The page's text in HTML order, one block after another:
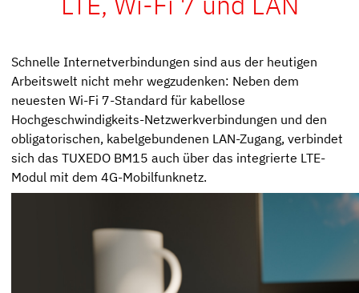
Schnelle Internetverbindungen sind aus der heutigen
Arbeitswelt nicht mehr wegzudenken: Neben dem
neuesten Wi-Fi 7-Standard für kabellose
Hochgeschwindigkeits-Netzwerkverbindungen und den
obligatorischen, kabelgebundenen LAN-Zugang, verbindet
sich das TUXEDO BM15 auch über das integrierte LTE-
Modul mit dem 4G-Mobilfunknetz.